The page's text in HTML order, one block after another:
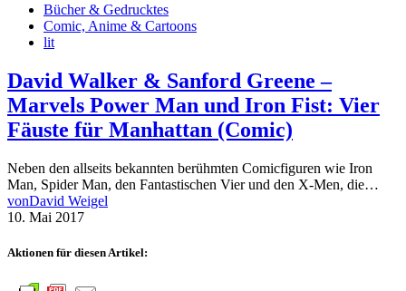
Bücher & Gedrucktes
Comic, Anime & Cartoons
lit
David Walker & Sanford Greene –
Marvels Power Man und Iron Fist: Vier
Fäuste für Manhattan (Comic)
Neben den allseits bekannten berühmten Comicfiguren wie Iron
Man, Spider Man, den Fantastischen Vier und den X-Men, die…
vonDavid Weigel
10. Mai 2017
Aktionen für diesen Artikel: